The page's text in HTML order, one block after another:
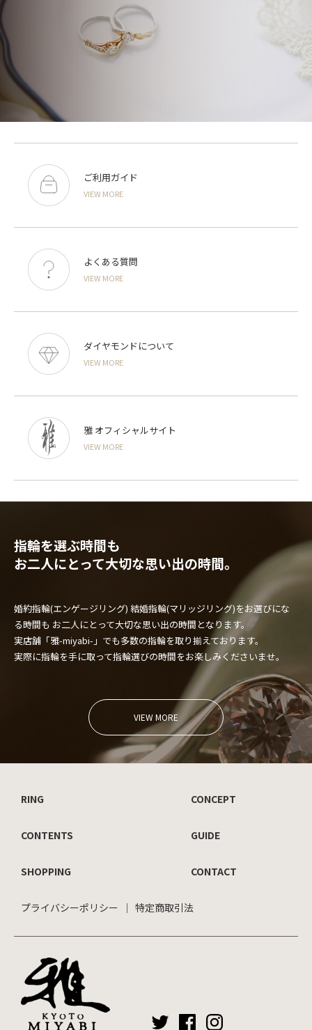
ご利用ガイド
VIEW MORE
よくある質問
VIEW MORE
ダイヤモンドについて
VIEW MORE
雅 オフィシャルサイト
VIEW MORE
指輪を選ぶ時間も
お二人にとって大切な思い出の時間。
婚約指輪(エンゲージリング) 結婚指輪(マリッジリング)をお選びにな
る時間も お二人にとって大切な思い出の時間となります。
実店舗「雅-miyabi-」でも多数の指輪を取り揃えております。
実際に指輪を手に取って指輪選びの時間をお楽しみくださいませ。
VIEW MORE
RING CONCEPT
CONTENTS GUIDE
SHOPPING CONTACT
プライバシーポリシー 特定商取引法